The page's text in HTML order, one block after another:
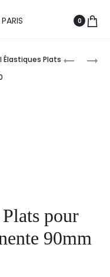
0
WELLA
Élastiques Plats
pour
90mm